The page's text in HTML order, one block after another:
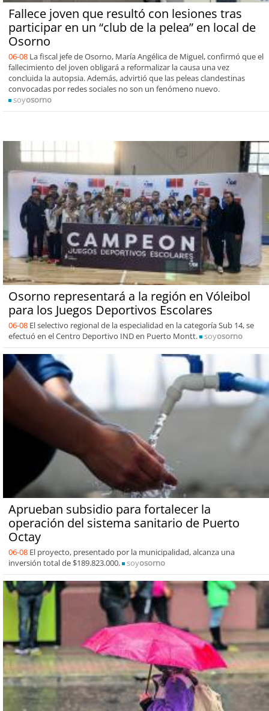
Fallece joven que resultó con lesiones tras
participar en un “club de la pelea” en local de
Osorno
06-08 La fiscal jefe de Osorno, María Angélica de Miguel, confirmó que el
fallecimiento del joven obligará a reformalizar la causa una vez
concluida la autopsia. Además, advirtió que las peleas clandestinas
convocadas por redes sociales no son un fenómeno nuevo.
soyosorno
Osorno representará a la región en Vóleibol
para los Juegos Deportivos Escolares
06-08 El selectivo regional de la especialidad en la categoría Sub 14, se
efectuó en el Centro Deportivo IND en Puerto Montt.
soyosorno
Aprueban subsidio para fortalecer la
operación del sistema sanitario de Puerto
Octay
06-08 El proyecto, presentado por la municipalidad, alcanza una
inversión total de $189.823.000.
soyosorno